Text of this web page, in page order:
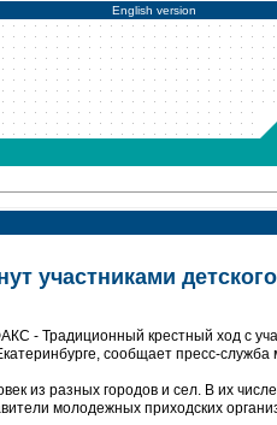
English version
участниками
- Традиционный крестный ход с
сообщает пресс-
из разных городов и сел. В их
молодежных приходских